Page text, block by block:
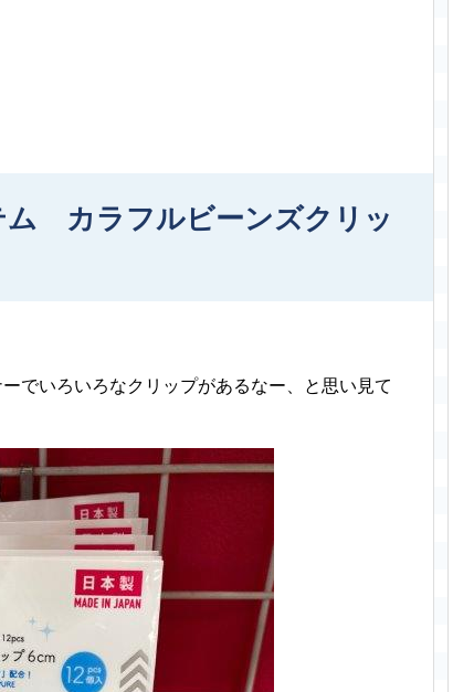
ム カラフルビーンズクリッ
でいろいろなクリップがあるなー、と思い見て